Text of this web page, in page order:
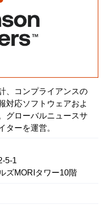
、コンプライアンスの
対応ソフトウェアおよ
グローバルニュースサ
ターを運営。
5-1
ズMORIタワー10階